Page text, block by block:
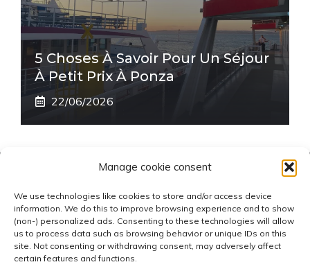
Manage cookie consent
We use technologies like cookies to store and/or access device
information. We do this to improve browsing experience and to show
(non-) personalized ads. Consenting to these technologies will allow
us to process data such as browsing behavior or unique IDs on this
site. Not consenting or withdrawing consent, may adversely affect
certain features and functions.
5 Choses À Savoir Pour Un Séjour
À Petit Prix À Ponza
22/06/2026
BLOG FERRYFINDER.COM
Dernières nouvelles sur les ferries, conseils de voyage
et itinéraires sélectionnés par l'équipe éditoriale de
blog.ferryfinder.com